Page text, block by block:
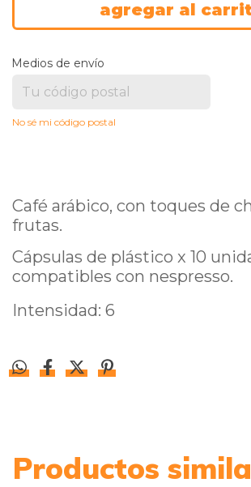
Medios de envío
No sé mi código postal
Café arábico, con toques de
frutas.
Cápsulas de plástico x 10
compatibles con nespresso.
Intensidad: 6
Productos